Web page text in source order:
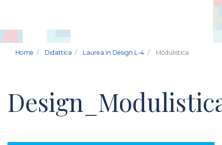
Home Didattica Laurea in Design L-4 Modulistica